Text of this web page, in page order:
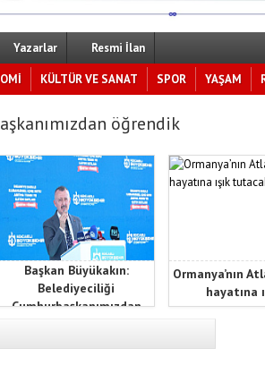
Yazarlar Resmi İlan
KÜLTÜR VE SANAT SPOR YAŞAM
öğrendik
Başkan Büyükakın:
Belediyeciliği
Cumhurbaşkanımızdan
Ormanya’nın
hayatına